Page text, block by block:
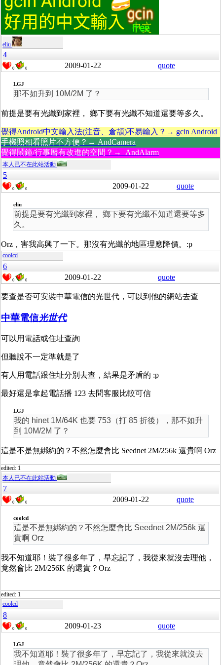
eliu
4
0 0 2009-01-22 quote
LGJ
那不如升到 10M/2M 了？
前提是要有光纖到家裡， 鄉下要有光纖不知道還要等多久。
覺得Android中文輸入法(注音、倉頡)不易輸入？→ gcin Android
手機照相看照片不方便？→ AndCamera
覺得鬧鐘/行事曆有改進的空間？→ AndAlarm
本人已不在此站活動
5
0 0 2009-01-22 quote
eliu
前提是要有光纖到家裡， 鄉下要有光纖不知道還要等多
久。
Orz，害我高興了一下。那沒有光纖的地區理應降價。:p
coolcd
6
0 0 2009-01-22 quote
要查是否可安裝中華電信的光世代，可以到他的網站去查
中華電信光世代
可以用電話或住址查詢
但聽說不一定準就是了
有人用電話跟住址分別去查，結果是矛盾的 :p
最好還是拿起電話播 123 去問客服比較可信
LGJ
我的 hinet 1M/64K 也要 753（打 85 折後），那不如升
到 10M/2M 了？
這是不是無綁約的？不然怎麼會比 Seednet 2M/256k 還貴啊 Orz
edited: 1
本人已不在此站活動
7
0 0 2009-01-22 quote
coolcd
這是不是無綁約的？不然怎麼會比 Seednet 2M/256k 還
貴啊 Orz
我不知道耶！裝了很多年了，早忘記了，我從來就沒去理他，
竟然會比 2M/256K 的還貴？Orz
edited: 1
coolcd
8
0 0 2009-01-23 quote
LGJ
我不知道耶！裝了很多年了，早忘記了，我從來就沒去